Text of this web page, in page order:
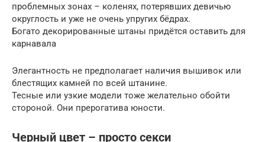
проблемных зонах – коленях, потерявших девичью
округлость и уже не очень упругих бёдрах.
Богато декорированные штаны придётся оставить для
карнавала
Элегантность не предполагает наличия вышивок или
блестящих камней по всей штанине.
Тесные или узкие модели тоже желательно обойти
стороной. Они прерогатива юности.
Черный цвет – просто секси